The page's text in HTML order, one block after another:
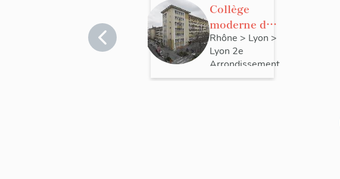
Collège
moderne de
jeunes filles,
dit collège
Juliette-
Rhône > Lyon >
Lyon 2e
Arrondissement